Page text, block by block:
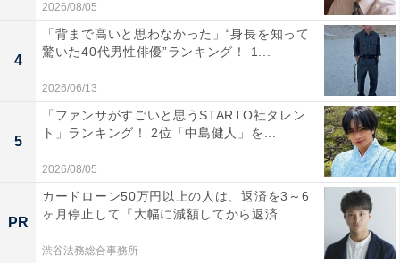
アニメや漫画のレビュー、エンタメトピックスなどを中
心に、オールジャンルで執筆中のライター。時々、店舗
取材などのリポート記事も担当。All AboutおよびAll
About ニュースでのライター歴は6年。
次ページ
5位までのランキング結果を見
る！
2026/08/05
4
「背まで高いと思わなかった」“身長を知って
驚いた40代男性俳優”ランキング！ 1...
2026/06/13
5
「ファンサがすごいと思うSTARTO社タレン
ト」ランキング！ 2位「中島健人」を...
2026/08/05
PR
カードローン50万円以上の人は、返済を3～6
ヶ月停止して『大幅に減額してから返済...
渋谷法務総合事務所